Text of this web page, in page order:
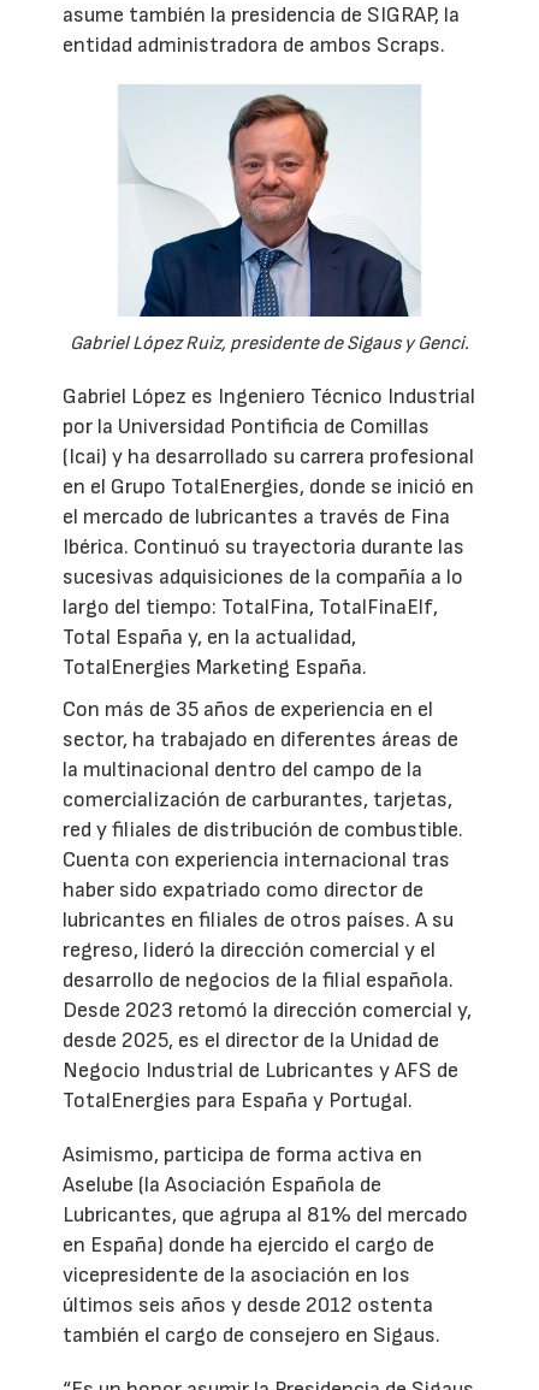
asume también la presidencia de SIGRAP, la
entidad administradora de ambos Scraps.
Gabriel López Ruiz, presidente de Sigaus y Genci.
Gabriel López es Ingeniero Técnico Industrial
por la Universidad Pontificia de Comillas
(Icai) y ha desarrollado su carrera profesional
en el Grupo TotalEnergies, donde se inició en
el mercado de lubricantes a través de Fina
Ibérica. Continuó su trayectoria durante las
sucesivas adquisiciones de la compañía a lo
largo del tiempo: TotalFina, TotalFinaElf,
Total España y, en la actualidad,
TotalEnergies Marketing España.
Con más de 35 años de experiencia en el
sector, ha trabajado en diferentes áreas de
la multinacional dentro del campo de la
comercialización de carburantes, tarjetas,
red y filiales de distribución de combustible.
Cuenta con experiencia internacional tras
haber sido expatriado como director de
lubricantes en filiales de otros países. A su
regreso, lideró la dirección comercial y el
desarrollo de negocios de la filial española.
Desde 2023 retomó la dirección comercial y,
desde 2025, es el director de la Unidad de
Negocio Industrial de Lubricantes y AFS de
TotalEnergies para España y Portugal.
Asimismo, participa de forma activa en
Aselube (la Asociación Española de
Lubricantes, que agrupa al 81% del mercado
en España) donde ha ejercido el cargo de
vicepresidente de la asociación en los
últimos seis años y desde 2012 ostenta
también el cargo de consejero en Sigaus.